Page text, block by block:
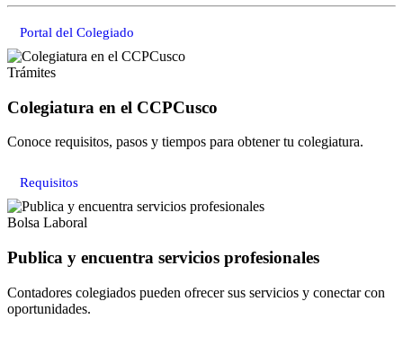
Portal del Colegiado
Trámites
Colegiatura en el CCPCusco
Conoce requisitos, pasos y tiempos para obtener tu colegiatura.
Requisitos
Bolsa Laboral
Publica y encuentra servicios profesionales
Contadores colegiados pueden ofrecer sus servicios y conectar con
oportunidades.